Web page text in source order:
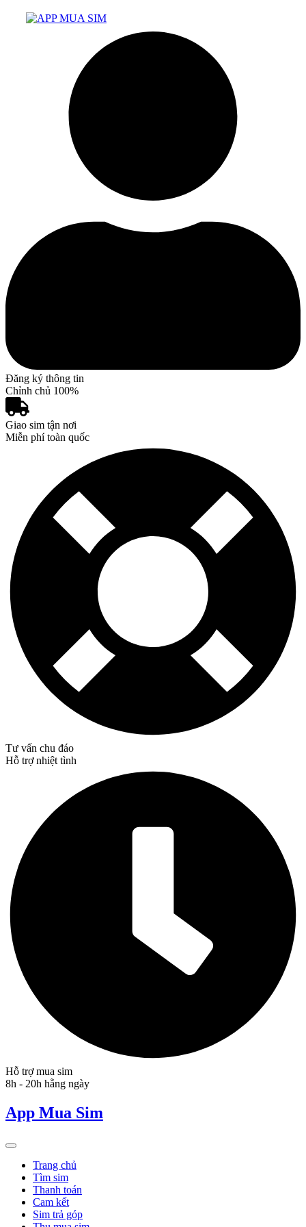
Đăng ký thông tin
Chỉnh chủ 100%
Giao sim tận nơi
Miễn phí toàn quốc
Tư vấn chu đáo
Hỗ trợ nhiệt tình
Hỗ trợ mua sim
8h - 20h hằng ngày
App Mua Sim
Trang chủ
Tìm sim
Thanh toán
Cam kết
Sim trả góp